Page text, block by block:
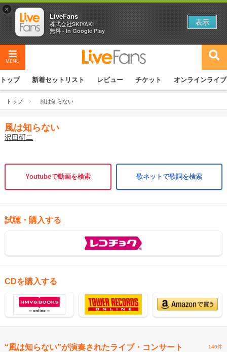
MENU
トップ 新着セットリスト レビュー チケット オンラインライブ
トップ 風は知らない
風は知らない
沢田研二
Youtubeで動画を検索 歌ネットで歌詞を検索
試聴・購入する
CDを購入する
“風は知らない”が演奏されたライブ・コンサート 140件
×
LiveFans
株式会社SKIYAKI
無料 - In Google Play
表示